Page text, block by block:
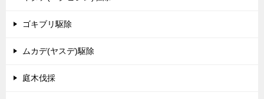
ゴキブリ駆除
ムカデ(ヤスデ)駆除
庭木伐採